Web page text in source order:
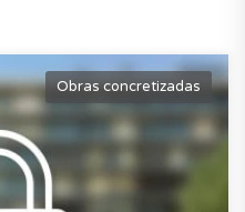
Obras concretizadas